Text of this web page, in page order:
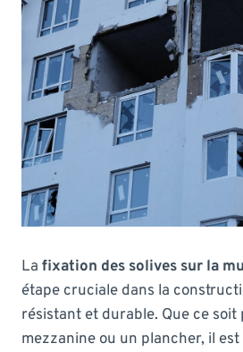
La fixation des solives sur la
étape cruciale dans la
résistant et durable. Que ce soit
mezzanine ou un plancher, il